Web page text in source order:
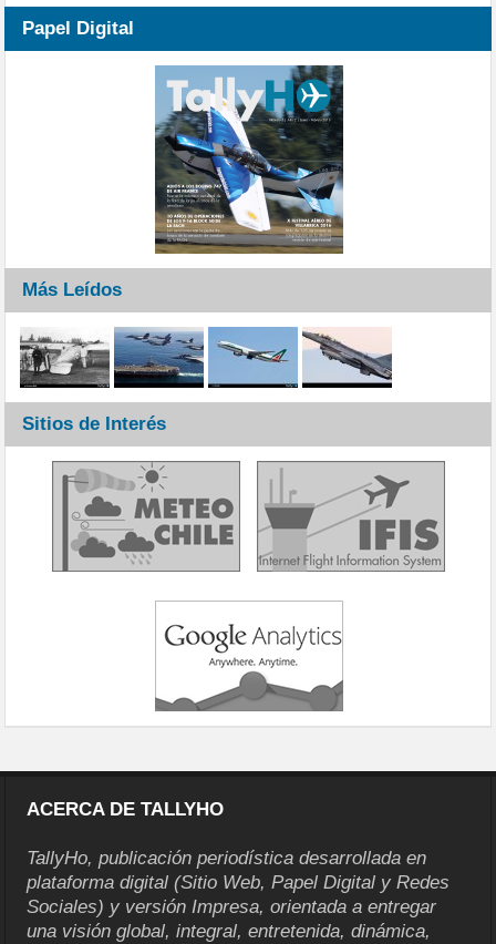
Papel Digital
Más Leídos
Sitios de Interés
ACERCA DE TALLYHO
TallyHo, publicación periodística desarrollada en
plataforma digital (Sitio Web, Papel Digital y Redes
Sociales) y versión Impresa, orientada a entregar
una visión global, integral, entretenida, dinámica,